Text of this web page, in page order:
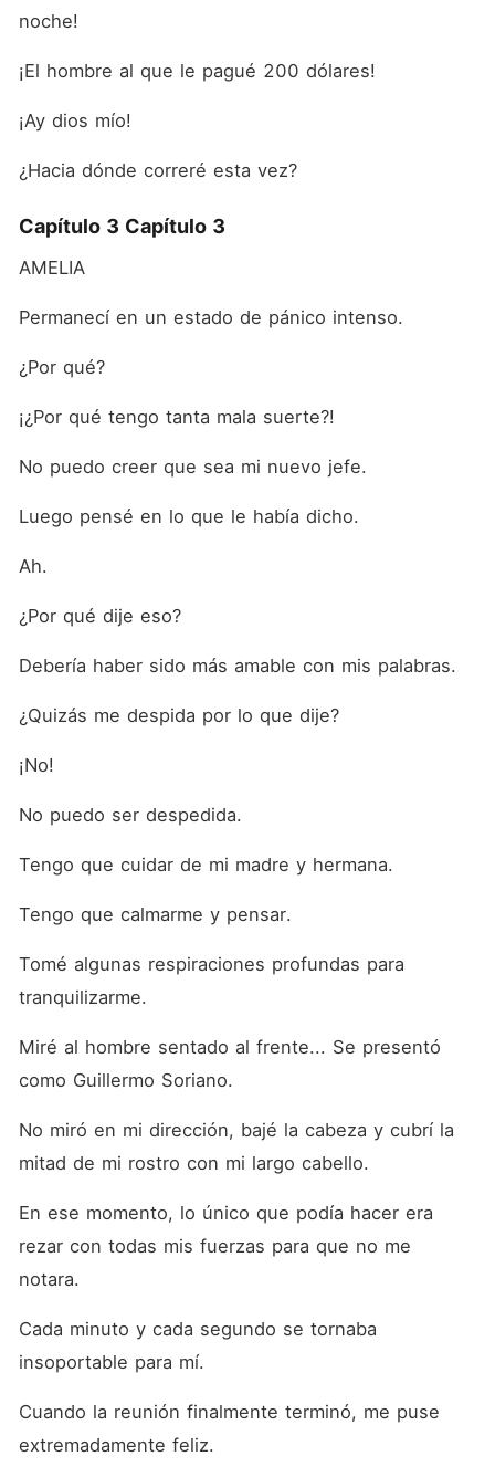
noche!
¡El hombre al que le pagué 200 dólares!
¡Ay dios mío!
¿Hacia dónde correré esta vez?
Capítulo 3 Capítulo 3
AMELIA
Permanecí en un estado de pánico intenso.
¿Por qué?
¡¿Por qué tengo tanta mala suerte?!
No puedo creer que sea mi nuevo jefe.
Luego pensé en lo que le había dicho.
Ah.
¿Por qué dije eso?
Debería haber sido más amable con mis palabras.
¿Quizás me despida por lo que dije?
¡No!
No puedo ser despedida.
Tengo que cuidar de mi madre y hermana.
Tengo que calmarme y pensar.
Tomé algunas respiraciones profundas para
tranquilizarme.
Miré al hombre sentado al frente... Se presentó
como Guillermo Soriano.
No miró en mi dirección, bajé la cabeza y cubrí la
mitad de mi rostro con mi largo cabello.
En ese momento, lo único que podía hacer era
rezar con todas mis fuerzas para que no me
notara.
Cada minuto y cada segundo se tornaba
insoportable para mí.
Cuando la reunión finalmente terminó, me puse
extremadamente feliz.